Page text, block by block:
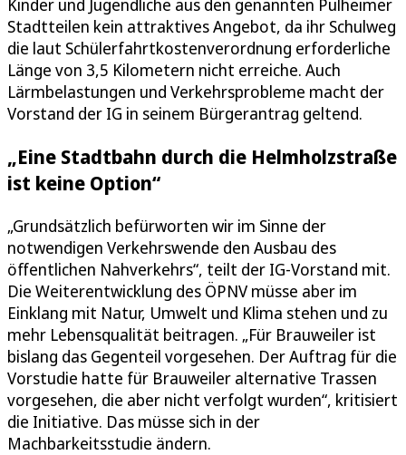
Kinder und Jugendliche aus den genannten Pulheimer
Stadtteilen kein attraktives Angebot, da ihr Schulweg
die laut Schülerfahrtkostenverordnung erforderliche
Länge von 3,5 Kilometern nicht erreiche. Auch
Lärmbelastungen und Verkehrsprobleme macht der
Vorstand der IG in seinem Bürgerantrag geltend.
„Eine Stadtbahn durch die Helmholzstraße
ist keine Option“
„Grundsätzlich befürworten wir im Sinne der
notwendigen Verkehrswende den Ausbau des
öffentlichen Nahverkehrs“, teilt der IG-Vorstand mit.
Die Weiterentwicklung des ÖPNV müsse aber im
Einklang mit Natur, Umwelt und Klima stehen und zu
mehr Lebensqualität beitragen. „Für Brauweiler ist
bislang das Gegenteil vorgesehen. Der Auftrag für die
Vorstudie hatte für Brauweiler alternative Trassen
vorgesehen, die aber nicht verfolgt wurden“, kritisiert
die Initiative. Das müsse sich in der
Machbarkeitsstudie ändern.